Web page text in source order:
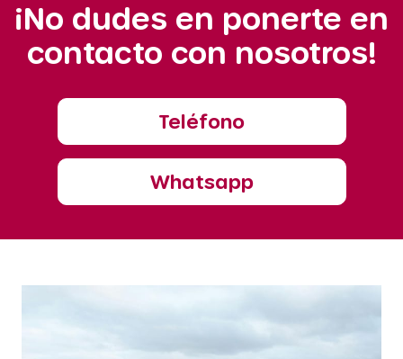
¡No dudes en ponerte en
contacto con nosotros!
Teléfono
Whatsapp